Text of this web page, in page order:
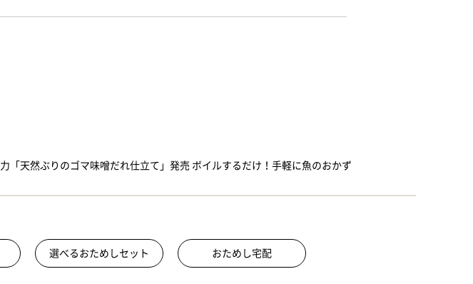
「天然ぶりのゴマ味噌だれ仕立て」発売 ボイルするだけ！手軽に魚のおかず
選べるおためしセット おためし宅配